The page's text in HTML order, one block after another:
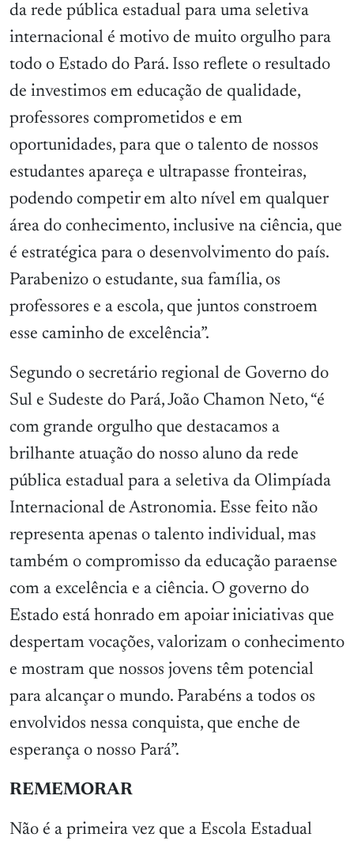
da rede pública estadual para uma seletiva
internacional é motivo de muito orgulho para
todo o Estado do Pará. Isso reflete o resultado
de investimos em educação de qualidade,
professores comprometidos e em
oportunidades, para que o talento de nossos
estudantes apareça e ultrapasse fronteiras,
podendo competir em alto nível em qualquer
área do conhecimento, inclusive na ciência, que
é estratégica para o desenvolvimento do país.
Parabenizo o estudante, sua família, os
professores e a escola, que juntos constroem
esse caminho de excelência”.
Segundo o secretário regional de Governo do
Sul e Sudeste do Pará, João Chamon Neto, “é
com grande orgulho que destacamos a
brilhante atuação do nosso aluno da rede
pública estadual para a seletiva da Olimpíada
Internacional de Astronomia. Esse feito não
representa apenas o talento individual, mas
também o compromisso da educação paraense
com a excelência e a ciência. O governo do
Estado está honrado em apoiar iniciativas que
despertam vocações, valorizam o conhecimento
e mostram que nossos jovens têm potencial
para alcançar o mundo. Parabéns a todos os
envolvidos nessa conquista, que enche de
esperança o nosso Pará”.
REMEMORAR
Não é a primeira vez que a Escola Estadual